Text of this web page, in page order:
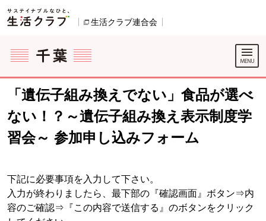
ページの先頭です。
生活クラブ連合会
ここからサイト内共通メニューです。
サイト内共通メニューをスキップする
サイト内共通メニューここまで。
「遺伝子組み換えでない」食品が選べ
ない！？～遺伝子組み換え表示制度学
習会～ 参加申し込みフォーム
下記に必要事項を入力して下さい。
入力が終わりましたら、最下部の『確認画面』ボタン⇒内
容のご確認⇒『この内容で送信する』のボタンをクリック